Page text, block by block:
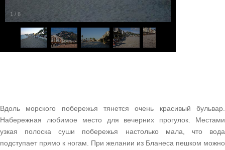
1 / 6
Вдоль морского побережья тянется очень красивый бульвар.
Набережная любимое место для вечерних прогулок. Местами
узкая полоска суши побережья настолько мала, что вода
подступает прямо к ногам. При желании из Бланеса пешком можно